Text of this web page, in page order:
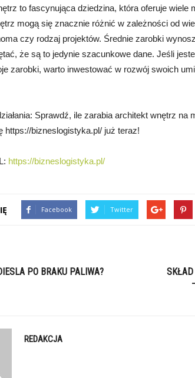
to fascynująca dziedzina, która oferuje wiele
mogą się znacznie różnić w zależności od
czy rodzaj projektów. Średnie zarobki
że są to jedynie szacunkowe dane. Jeśli
zarobki, warto inwestować w rozwój swoich
Sprawdź, ile zarabia architekt wnętrz na
https://bizneslogistyka.pl/ już teraz!
https://bizneslogistyka.pl/
Facebook Twitter
PO BRAKU PALIWA?
SKŁAD
REDAKCJA